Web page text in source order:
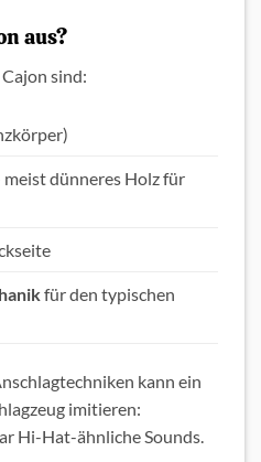
aus?
sind:
meist dünneres Holz für
für den typischen
kann ein
imitieren:
Hi-Hat-ähnliche Sounds.